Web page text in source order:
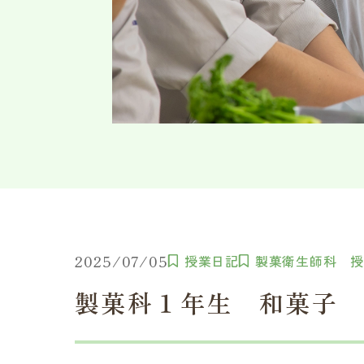
2025/07/05 授業日記 製菓衛生師科
製菓科１年生 和菓子